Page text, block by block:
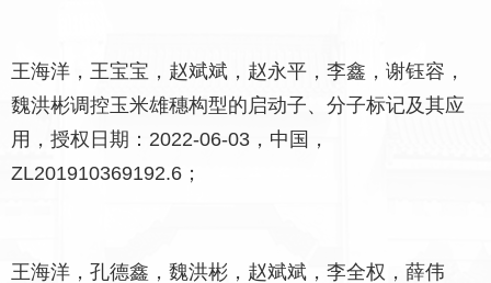
王海洋，王宝宝，赵斌斌，赵永平，李鑫，谢钰容，
魏洪彬调控玉米雄穗构型的启动子、分子标记及其应
用，授权日期：2022-06-03，中国，
ZL201910369192.6；
王海洋，孔德鑫，魏洪彬，赵斌斌，李全权，薛伟